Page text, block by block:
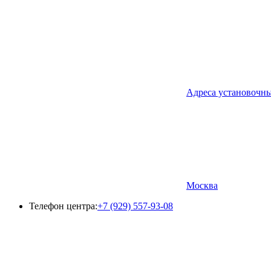
Адреса
Москва
Телефон центра:+7 (929) 557-93-08